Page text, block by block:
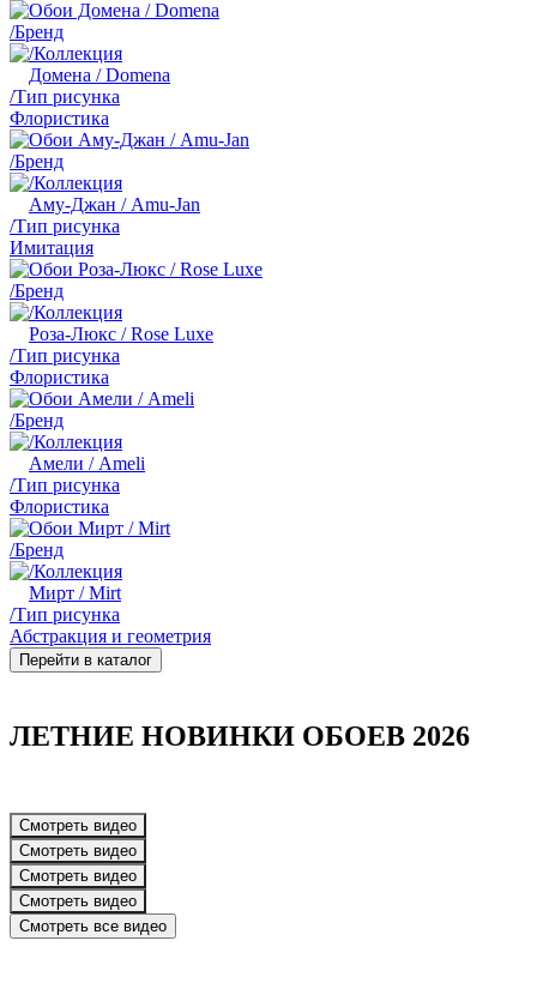
/Бренд
/Коллекция
Домена / Domena
/Тип рисунка
Флористика
/Бренд
/Коллекция
Аму-Джан / Amu-Jan
/Тип рисунка
Имитация
/Бренд
/Коллекция
Роза-Люкс / Rose Luxe
/Тип рисунка
Флористика
/Бренд
/Коллекция
Амели / Ameli
/Тип рисунка
Флористика
/Бренд
/Коллекция
Мирт / Mirt
/Тип рисунка
Абстракция и геометрия
Перейти в каталог
ЛЕТНИЕ НОВИНКИ ОБОЕВ 2026
Смотреть видео
Смотреть видео
Смотреть видео
Смотреть видео
Смотреть все видео